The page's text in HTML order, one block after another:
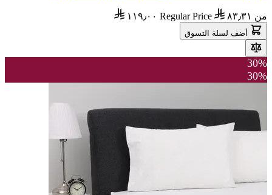
من ٨٣٫٣١ Regular Price ١١٩٫٠٠
أضف لسلة التسوق
30%
30%